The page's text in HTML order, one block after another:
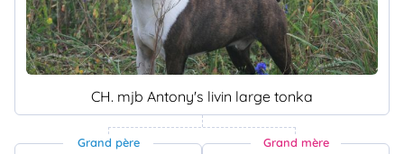
CH. mjb Antony's livin large tonka
Grand père Grand mère